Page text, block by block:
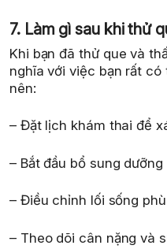
7. Làm gì sau khi thử
Khi bạn đã thử que và
nghĩa với việc bạn rất
nên:
– Đặt lịch khám thai để
– Bắt đầu bổ sung
– Điều chỉnh lối sống
– Theo dõi cân nặng và